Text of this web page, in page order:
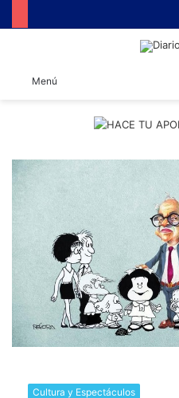
Menú
Cultura y Espectáculos